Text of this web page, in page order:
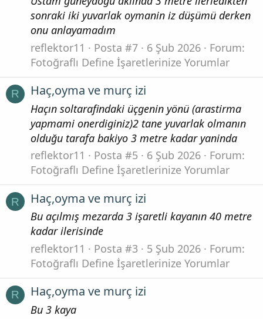
sonraki iki yuvarlak oymanin iz düşümü derken
onu anlayamadım
reflektor11
Posta #7 6 Şub 2026
Forum:
Fotoğraflı Define İşaretlerinize Yorumlar
R Haç,oyma ve murç izi
Haçın soltarafindaki üçgenin yönü (arastirma
yapmami onerdiginiz)2 tane yuvarlak olmanın
olduğu tarafa bakiyo 3 metre kadar yaninda
reflektor11
Posta #5 6 Şub 2026
Forum:
Fotoğraflı Define İşaretlerinize Yorumlar
R Haç,oyma ve murç izi
Bu açılmış mezarda 3 işaretli kayanın 40 metre
kadar ilerisinde
reflektor11
Posta #3 5 Şub 2026
Forum:
Fotoğraflı Define İşaretlerinize Yorumlar
R Haç,oyma ve murç izi
Bu 3 kaya